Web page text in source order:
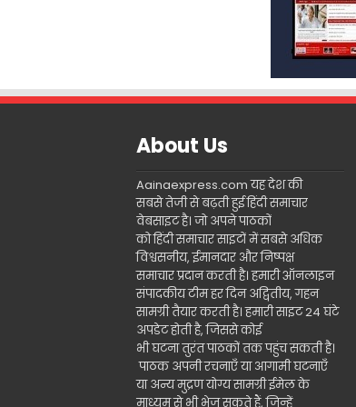
About Us
Aainaexpress.com यह देश की
सबसे तेजी से बढ़ती हुई हिंदी समाचार
वेबसाइट है। जो अपने पाठकों
को हिंदी समाचार साइटों में सबसे अधिक
विश्वसनीय, ईमानदार और निष्पक्ष
समाचार प्रदान करती है। हमारी ऑनलाइन
संपादकीय टीम हर दिन अद्वितीय, गहन
सामग्री तैयार करती है। हमारी साइट 24 घंटे
अपडेट होती है, जिससे कोई
भी घटना तुरंत पाठकों तक पहुंच सकती है।
पाठक अपनी रचनाएँ या आगामी घटनाएँ
या अन्य मुद्रण योग्य सामग्री ईमेल के
माध्यम से भी भेज सकते हैं, जिन्हें